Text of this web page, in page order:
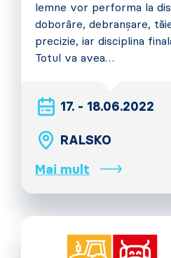
lemne vor performa la
doborâre, debranșare,
precizie, iar disciplina
Totul va avea…
17. - 18.06.2022
RALSKO
Mai mult